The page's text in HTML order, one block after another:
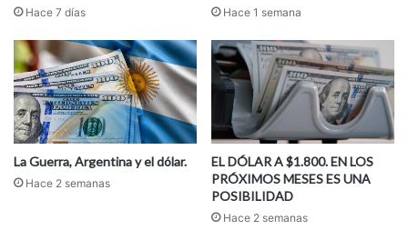
Hace 7 días Hace 1 semana
La Guerra, Argentina y el dólar.
Hace 2 semanas
EL DÓLAR A $1.800. EN LOS
PRÓXIMOS MESES ES UNA
POSIBILIDAD
Hace 2 semanas